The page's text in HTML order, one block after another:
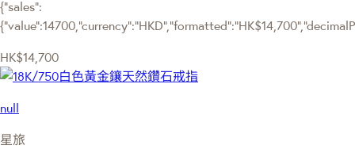
{"sales":
HK$14,700
null
星旅